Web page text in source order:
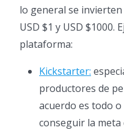
lo general se
USD $1 y USD $1000.
plataforma:
Kickstarter:
productores de
acuerdo es todo
conseguir la meta